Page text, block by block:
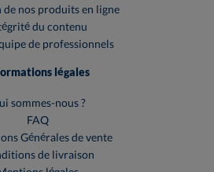
de nos produits en ligne
du contenu
de professionnels
légales
sommes-nous ?
FAQ
Générales de vente
de livraison